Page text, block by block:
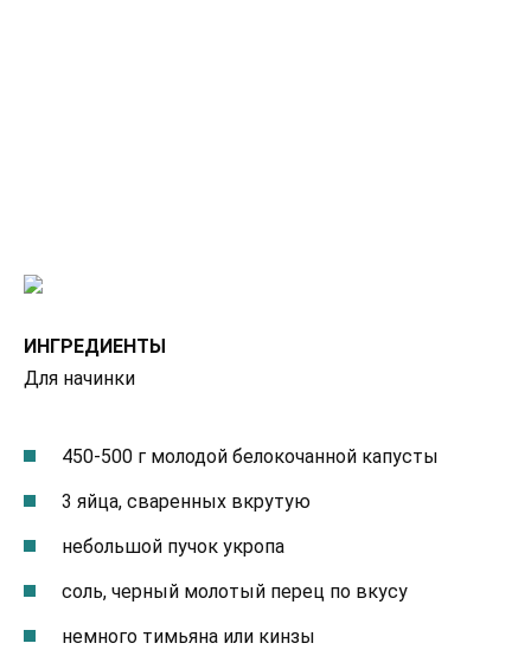
ИНГРЕДИЕНТЫ
Для начинки
450-500 г молодой белокочанной капусты
3 яйца, сваренных вкрутую
небольшой пучок укропа
соль, черный молотый перец по вкусу
немного тимьяна или кинзы